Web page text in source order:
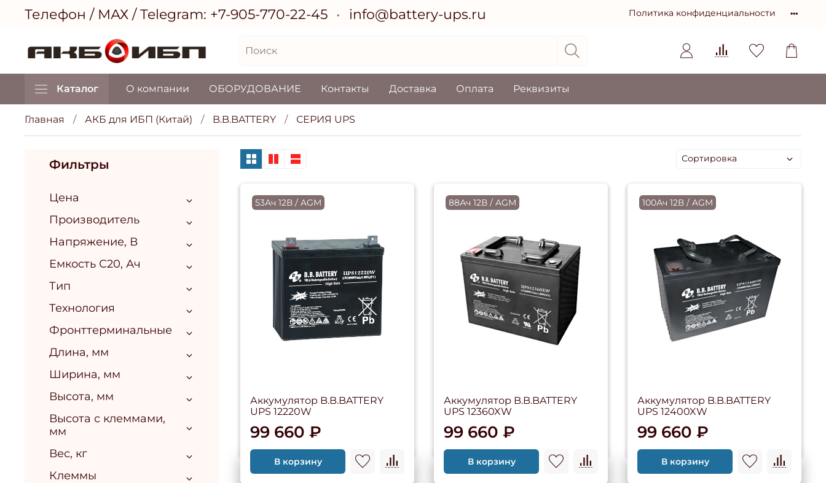
Политика конфиденциальности
Телефон / МАХ / Telegram: +7-905-770-22-45 info@battery-ups.ru
Каталог О компании ОБОРУДОВАНИЕ Контакты Доставка Оплата Реквизиты
Главная АКБ для ИБП (Китай) B.B.BATTERY СЕРИЯ UPS
53Ач 12В / AGM
Аккумулятор B.B.BATTERY
UPS 12220W
99 660 ₽
В корзину
88Ач 12В / AGM
Аккумулятор B.B.BATTERY
UPS 12360XW
99 660 ₽
В корзину
100Ач 12В / AGM
Аккумулятор B.B.BATTERY
UPS 12400XW
99 660 ₽
В корзину
Фильтры
Цена
Производитель
Напряжение, В
Емкость С20, Ач
Тип
Технология
Фронттерминальные
Длина, мм
Ширина, мм
Высота, мм
Высота с клеммами,
мм
Вес, кг
Клеммы